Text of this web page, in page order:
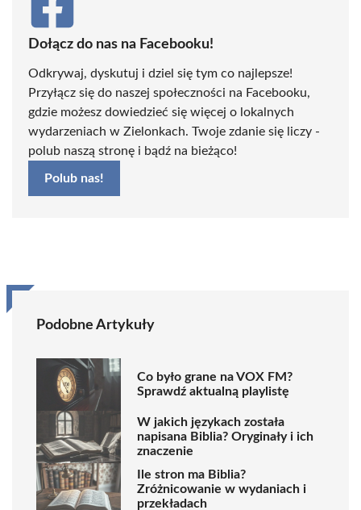
Dołącz do nas na Facebooku!
Odkrywaj, dyskutuj i dziel się tym co najlepsze!
Przyłącz się do naszej społeczności na Facebooku,
gdzie możesz dowiedzieć się więcej o lokalnych
wydarzeniach w Zielonkach. Twoje zdanie się liczy -
polub naszą stronę i bądź na bieżąco!
Polub nas!
Podobne Artykuły
Co było grane na VOX FM?
Sprawdź aktualną playlistę
W jakich językach została
napisana Biblia? Oryginały i ich
znaczenie
Ile stron ma Biblia?
Zróżnicowanie w wydaniach i
przekładach